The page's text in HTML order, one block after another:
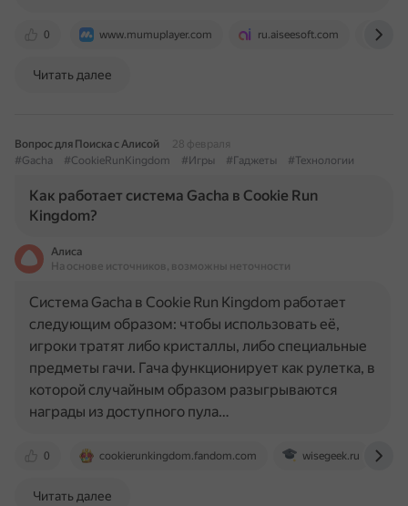
0 www.mumuplayer.com ru.aiseesoft.com
Читать далее
Вопрос для Поиска с Алисой
28 февраля
#Gacha
#CookieRunKingdom #Игры #Гаджеты #Технологии
Как работает система Gacha в Cookie Run
Kingdom?
Алиса
На основе источников, возможны неточности
0 cookierunkingdom.fandom.com wisegeek.ru
Система Gacha в Cookie Run Kingdom работает
следующим образом: чтобы использовать её,
игроки тратят либо кристаллы, либо специальные
предметы гачи. Гача функционирует как рулетка, в
которой случайным образом разыгрываются
награды из доступного пула…
Читать далее